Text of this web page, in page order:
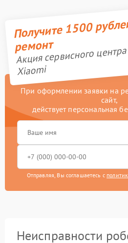
Получите 1500
ремонт
Акция сервисного центра
Xiaomi
При оформлении заявки на
сайт,
действует персональная
Отправляя, Вы соглашаетесь с
Неисправности